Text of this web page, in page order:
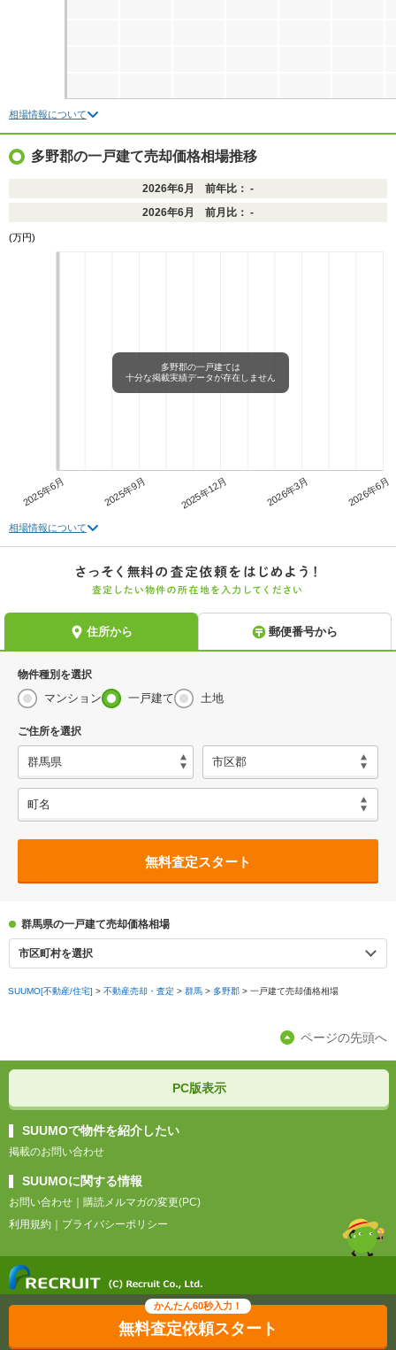
相場情報について
多野郡の一戸建て売却価格相場推移
2026年6月 前年比： -
2026年6月 前月比： -
多野郡の一戸建ては
十分な掲載実績データが存在しません
2025年6月 2025年9月 2025年12月 2026年3月 2026年6月
(万円)
相場情報について
物件種別を選択
マンション 一戸建て 土地
ご住所を選択
無料査定スタート
群馬県の一戸建て売却価格相場
市区町村を選択
SUUMO[不動産/住宅] > 不動産売却・査定 > 群馬 > 多野郡 > 一戸建て売却価格相場
無料査定依頼スタート
ページの先頭へ
PC版表示
SUUMOで物件を紹介したい
掲載のお問い合わせ
SUUMOに関する情報
お問い合わせ
購読メルマガの変更(PC)
利用規約
プライバシーポリシー